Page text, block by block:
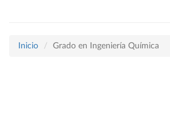
Inicio Grado en Ingeniería Química